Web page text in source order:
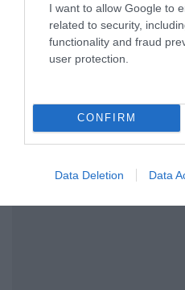
I want to allow Google to
related to security,
functionality and fraud
user protection.
CONFIRM
Data Deletion Data
προσυμβατικής
τυποποιημένης
σύμβασης, ενώ κάθε
μέσω αποταμίευσης,
χρήματα.